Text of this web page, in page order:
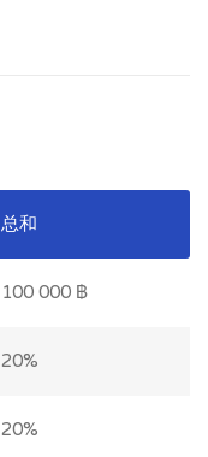
总和
100 000 ฿
20%
20%